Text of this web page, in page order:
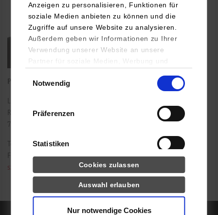
Anzeigen zu personalisieren, Funktionen für
soziale Medien anbieten zu können und die
Zugriffe auf unsere Website zu analysieren.
Außerdem geben wir Informationen zu Ihrer
Verwendung unserer Website an unsere
Partner für soziale Medien, Werbung und
YouTube, Google Maps) führen diese
Daten zusammen, die Sie ihnen bereitgestellt
haben oder die sie im Rahmen Ihrer Nutzung
Notwendig
Präferenzen
Statistiken
Drittanbieter-Cookies (u.a.
YouTube, Google Maps)
Cookies zulassen
Auswahl erlauben
Nur notwendige Cookies
Professor für Maschinenbau
Lerchenstraße 1
Raum: B1.12
70174
Tel.:
0711/1849-675
Fax: 0711/1849-719
szabolcs.peteri@dhbw-stuttgart.de